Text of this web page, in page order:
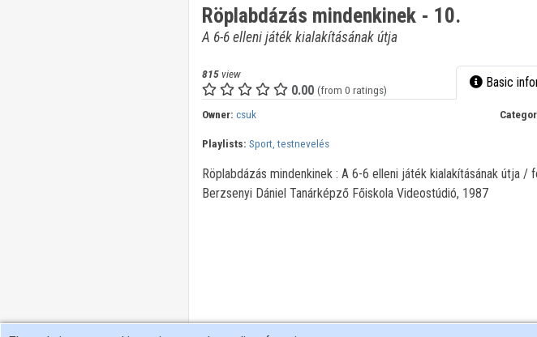
Röplabdázás mindenkinek - 10.
A 6-6 elleni játék kialakításának útja
815view
0.00 (from 0 ratings) Basic
Owner: csuk
Playlists: Sport, testnevelés
Röplabdázás mindenkinek : A 6-6 elleni játék kialakításának útja
Berzsenyi Dániel Tanárképző Főiskola Videostúdió, 1987